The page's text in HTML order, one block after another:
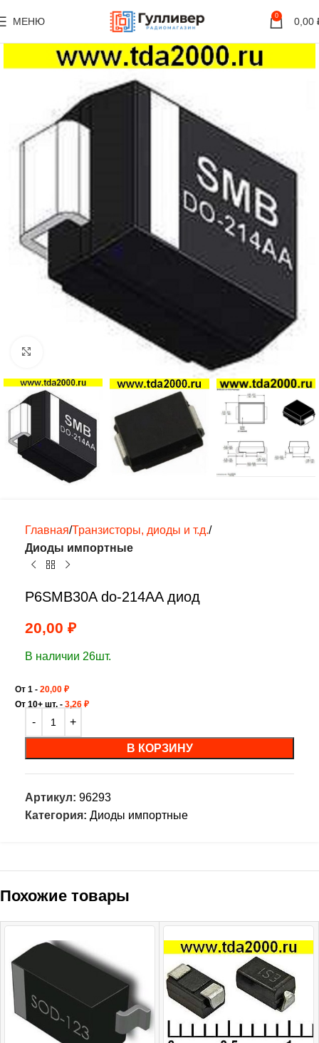
МЕНЮ 0 0,00
Нажмите, чтобы увеличить
Главная Транзисторы, диоды и т.д.
Диоды импортные
P6SMB30A do-214AA диод
20,00 ₽
В наличии 26шт.
От 1 - 20,00 ₽
От 10+ шт. - 3,26 ₽
В КОРЗИНУ
Артикул: 96293
Категория: Диоды импортные
Похожие товары